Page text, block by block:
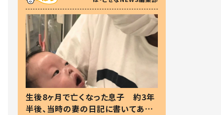
生後8ヶ月で亡くなった息子 約3年
半後、当時の妻の日記に書いてあっ